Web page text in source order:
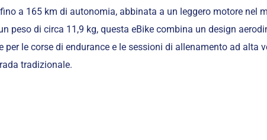
a 165 km di autonomia, abbinata a un leggero motore nel
peso di circa 11,9 kg, questa eBike combina un design
per le corse di endurance e le sessioni di allenamento ad alta
tradizionale.